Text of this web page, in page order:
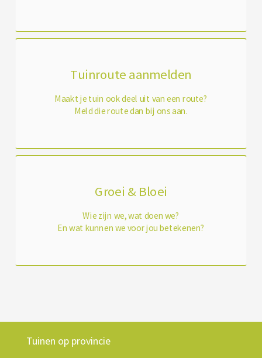
Tuinroute aanmelden
Maakt je tuin ook deel uit van een route?
Meld die route dan bij ons aan.
Groei & Bloei
Wie zijn we, wat doen we?
En wat kunnen we voor jou betekenen?
Tuinen op provincie